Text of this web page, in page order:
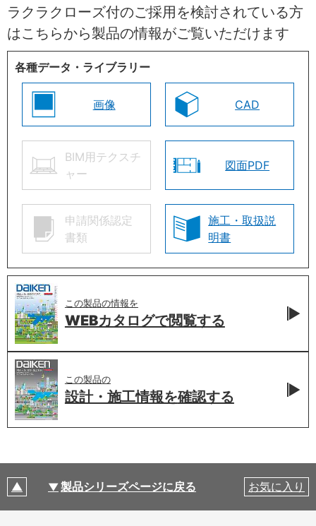
ラクラクローズ付のご採用を検討されている方
はこちらから製品の情報がご覧いただけます
各種データ・ライブラリー
画像 CAD
BIM用テクスチ
ャー
図面PDF
申請関係認定
書類
施工・取扱説
明書
この製品の情報を
WEBカタログで閲覧する
この製品の
設計・施工情報を確認する
製品シリーズページに戻る お気に入り